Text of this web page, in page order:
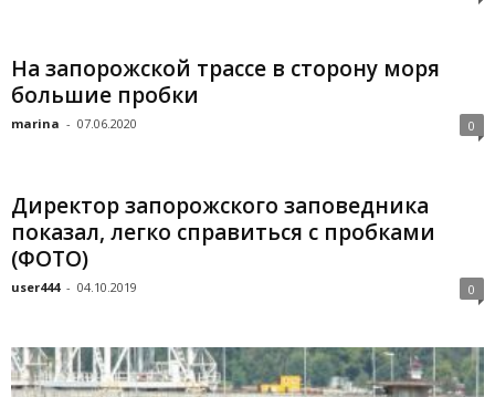
На запорожской трассе в сторону моря
большие пробки
marina - 07.06.2020 0
Директор запорожского заповедника
показал, легко справиться с пробками
(ФОТО)
user444 - 04.10.2019 0